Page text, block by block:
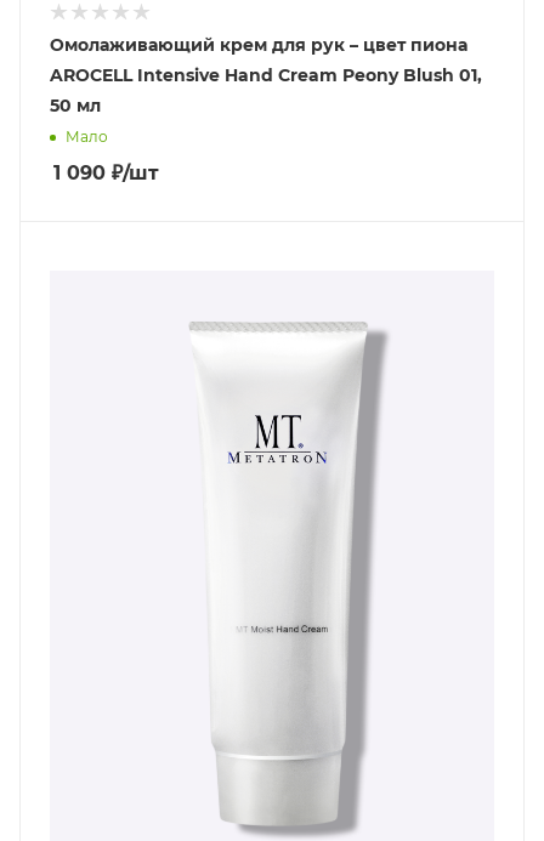
Омолаживающий крем для рук – цвет пиона
AROCELL Intensive Hand Cream Peony Blush 01,
50 мл
Мало
1 090 ₽/шт